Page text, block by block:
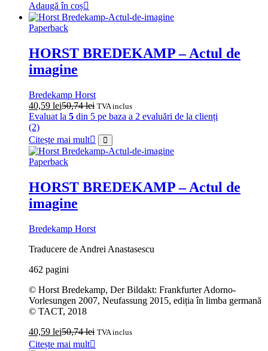
Adaugă în coș
Paperback
HORST BREDEKAMP – Actul de
imagine
Bredekamp Horst
40,59 lei50,74lei TVA inclus
Evaluat la 5 din 5 pe baza a 2 evaluări de la clienți
(2)
Citește mai mult
Paperback
HORST BREDEKAMP – Actul de
imagine
Bredekamp Horst
Traducere de Andrei Anastasescu
462 pagini
© Horst Bredekamp, Der Bildakt: Frankfurter Adorno-
Vorlesungen 2007, Neufassung 2015, ediția în limba germană
© TACT, 2018
40,59 lei50,74lei TVA inclus
Citește mai mult